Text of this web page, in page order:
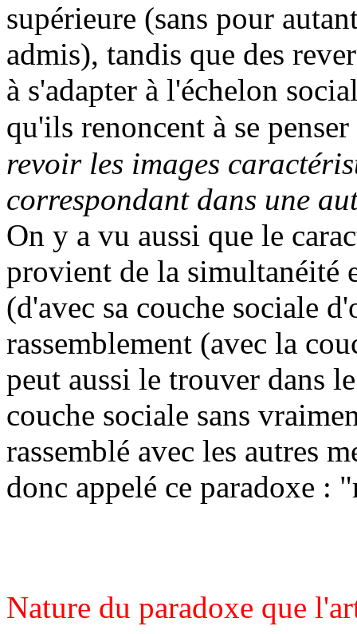
supérieure (sans pour
admis), tandis que des
à s'adapter à l'échelon
qu'ils renoncent à se
revoir les images
correspondant dans une
On y a vu aussi que le
provient de la simultanéité
(d'avec sa couche sociale
rassemblement (avec la
peut aussi le trouver dans
couche sociale sans
rassemblé avec les autres
donc appelé ce paradoxe :
Nature du paradoxe que